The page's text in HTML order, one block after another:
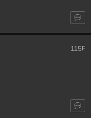
115 F